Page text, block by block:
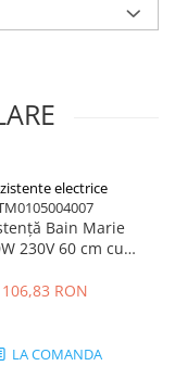
electrice
Bain Marie
230V 60 cm cu
106,83 RON
LA COMANDA